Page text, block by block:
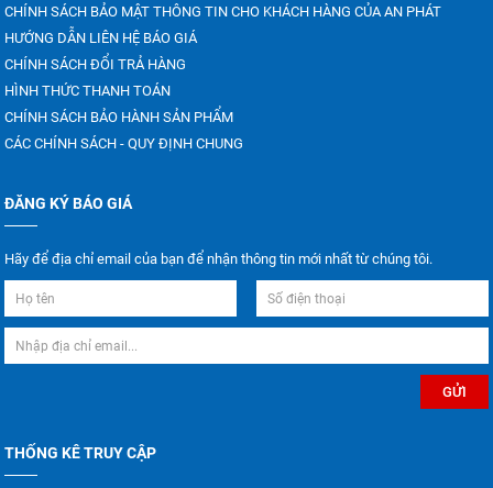
CHÍNH SÁCH BẢO MẬT THÔNG TIN CHO KHÁCH HÀNG CỦA AN PHÁT
HƯỚNG DẪN LIÊN HỆ BÁO GIÁ
CHÍNH SÁCH ĐỔI TRẢ HÀNG
HÌNH THỨC THANH TOÁN
CHÍNH SÁCH BẢO HÀNH SẢN PHẨM
CÁC CHÍNH SÁCH - QUY ĐỊNH CHUNG
ĐĂNG KÝ BÁO GIÁ
Hãy để địa chỉ email của bạn để nhận thông tin mới nhất từ chúng tôi.
THỐNG KÊ TRUY CẬP